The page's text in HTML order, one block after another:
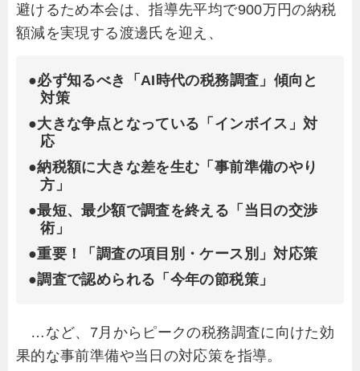
避けるため本会は、指導先平均で900万円の納税
額減を実現する渡邊氏を迎え、
●必ず知るべき「AI時代の税務調査」傾向と
対策
●大きな争点となっている「インボイス」対
応
●納税額に大きな差を生む「事前準備のやり
方」
●最短、最少額で調査を終える「当日の交渉
術」
●重要！「調査の項目別・ケース別」対応策
●調査で認められる「今年の節税策」
…など、7月からピークの税務調査に向けた効
果的な事前準備や当日の対応策を指導。